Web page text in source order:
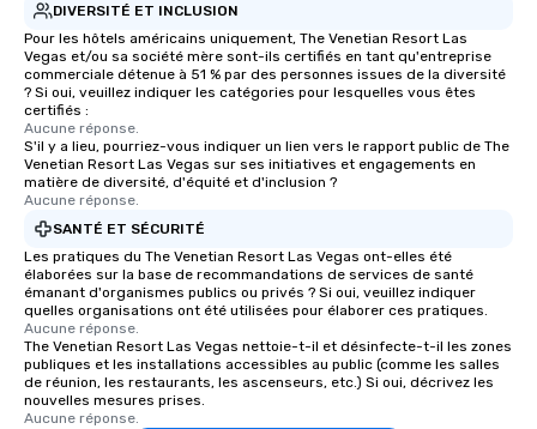
DIVERSITÉ ET INCLUSION
Pour les hôtels américains uniquement, The Venetian Resort Las
Vegas et/ou sa société mère sont-ils certifiés en tant qu'entreprise
commerciale détenue à 51 % par des personnes issues de la diversité
? Si oui, veuillez indiquer les catégories pour lesquelles vous êtes
certifiés :
Aucune réponse.
S'il y a lieu, pourriez-vous indiquer un lien vers le rapport public de The
Venetian Resort Las Vegas sur ses initiatives et engagements en
matière de diversité, d'équité et d'inclusion ?
Aucune réponse.
SANTÉ ET SÉCURITÉ
Les pratiques du The Venetian Resort Las Vegas ont-elles été
élaborées sur la base de recommandations de services de santé
émanant d'organismes publics ou privés ? Si oui, veuillez indiquer
quelles organisations ont été utilisées pour élaborer ces pratiques.
Aucune réponse.
The Venetian Resort Las Vegas nettoie-t-il et désinfecte-t-il les zones
publiques et les installations accessibles au public (comme les salles
de réunion, les restaurants, les ascenseurs, etc.) Si oui, décrivez les
nouvelles mesures prises.
Aucune réponse.